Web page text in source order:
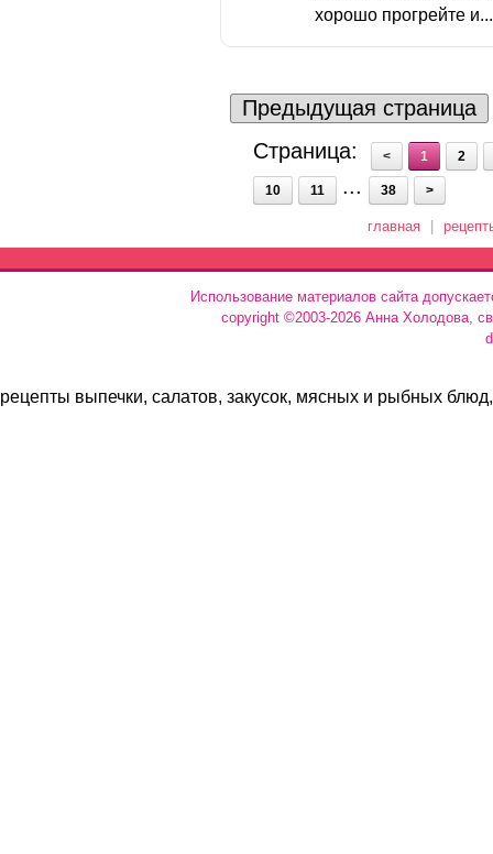
хорошо прогрейте
Предыдущая страница
Страница:
< 1 2
10 11 ... 38 >
главная
Использование материалов сайта
copyright ©2003-2026 Анна Холодова,
рецепты выпечки, салатов, закусок, мясных и рыбных